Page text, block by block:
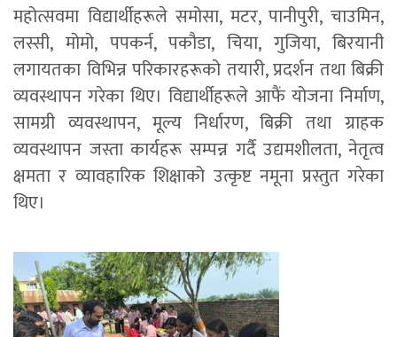
महोत्सवमा विद्यार्थीहरूले समोसा, मटर, पानीपुरी, चाउमिन,
लस्सी, मोमो, पपकर्न, पकौडा, चिया, गुजिया, बिरयानी
लगायतका विभिन्न परिकारहरूको तयारी, प्रदर्शन तथा बिक्री
व्यवस्थापन गरेका थिए। विद्यार्थीहरूले आफैं योजना निर्माण,
सामग्री व्यवस्थापन, मूल्य निर्धारण, बिक्री तथा ग्राहक
व्यवस्थापन जस्ता कार्यहरू सम्पन्न गर्दै उद्यमशीलता, नेतृत्व
क्षमता र व्यावहारिक शिक्षाको उत्कृष्ट नमूना प्रस्तुत गरेका
थिए।